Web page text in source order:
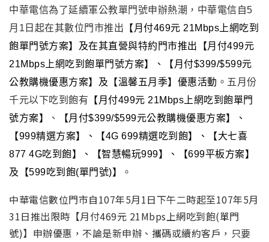
中華電信為了延續軍公教單門號申辦熱潮，中華電信自5
月1日起在其數位門市推出 【月付469元 21Mbps上網吃到
飽單門號方案】 及在其直營與特約門市推出【月付499元
21Mbps上網吃到飽單門號方案】、
【月付$399/$599元
公教購機優惠方案】及【溫馨五月季】優惠活動 。五 月份
千元以下吃到飽有 【月付499元 21Mbps上網吃到飽單門
號方案】
、
【月付$399/$599元公教購機優惠方案】、
【999精選方案】、【4G 699精選吃到飽】、【大七喜
877 4G吃到飽】、【智慧暢玩999】、【699平板方案】
及【599吃到飽(單門號)】
。
中華電信數位門市自107年5月1日下午二時起至107年5月
31日推出限時【月付469元 21Mbps上網吃到飽(單門
號)】申辦優惠，不論是新申辦、攜碼或續約客戶，只要